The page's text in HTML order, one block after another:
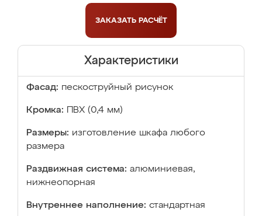
ЗАКАЗАТЬ РАСЧЁТ
Характеристики
Фасад: пескоструйный рисунок
Кромка: ПВХ (0,4 мм)
Размеры: изготовление шкафа любого
размера
Раздвижная система: алюминиевая,
нижнеопорная
Внутреннее наполнение: стандартная